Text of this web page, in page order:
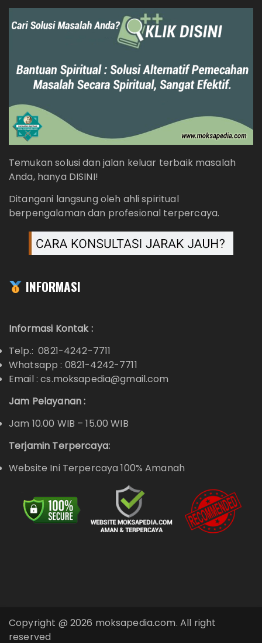
Temukan solusi dan jalan keluar terbaik masalah
Anda, hanya DISINI!
Ditangani langsung oleh ahli spiritual
berpengalaman dan profesional terpercaya.
INFORMASI
Informasi Kontak :
Telp.: 0821-4242-7711
Whatsapp : 0821-4242-7711
Email : cs.moksapedia@gmail.com
Jam Pelayanan :
Jam 10.00 WIB – 15.00 WIB
Terjamin Terpercaya:
Website Ini Terpercaya 100% Amanah
Copyright @ 2026 moksapedia.com. All right
reserved